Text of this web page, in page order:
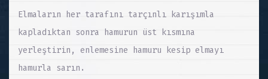
Elmaların her tarafını tarçınlı karışımla
kapladıktan sonra hamurun üst kısmına
yerleştirin, enlemesine hamuru kesip elmayı
hamurla sarın.